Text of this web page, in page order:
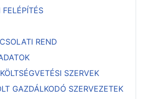
FELÉPÍTÉS
REND
SZERVEK
GAZDÁLKODÓ SZERVEZETEK